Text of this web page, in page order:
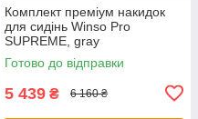
Комплект преміум накидок
для сидінь Winso Pro
SUPREME, gray
Готово до відправки
5 439 ₴ 6 160 ₴